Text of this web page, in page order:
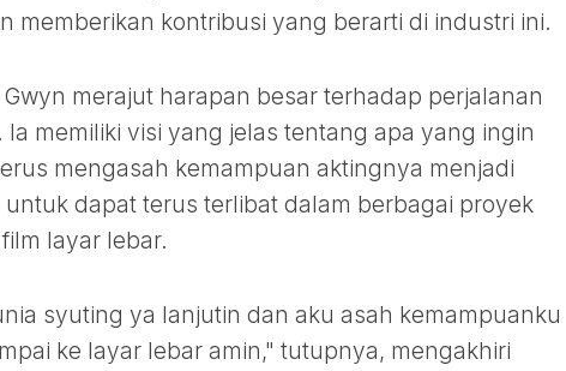
memberikan kontribusi yang berarti di industri ini.
merajut harapan besar terhadap perjalanan
memiliki visi yang jelas tentang apa yang ingin
mengasah kemampuan aktingnya menjadi
dapat terus terlibat dalam berbagai proyek
layar lebar.
syuting ya lanjutin dan aku asah kemampuanku
ke layar lebar amin," tutupnya, mengakhiri